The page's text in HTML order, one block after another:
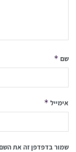
שם *
אימייל *
שמור בדפדפן זה את